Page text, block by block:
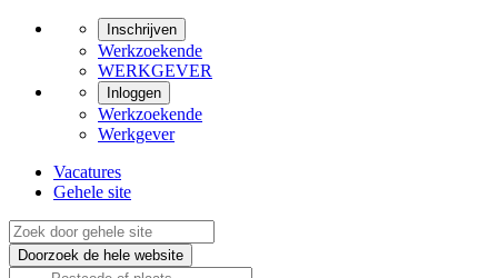
Inschrijven
Werkzoekende
WERKGEVER
Inloggen
Werkzoekende
Werkgever
Vacatures
Gehele site